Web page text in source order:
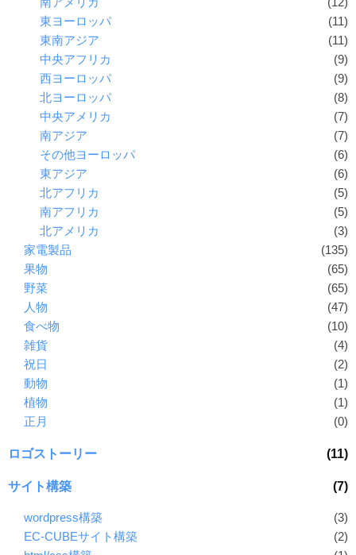
東ヨーロッパ
(11)
東南アジア
(11)
中央アフリカ
(9)
西ヨーロッパ
(9)
北ヨーロッパ
(8)
中央アメリカ
(7)
南アジア
(7)
その他ヨーロッパ
(6)
東アジア
(6)
北アフリカ
(5)
南アフリカ
(5)
北アメリカ
(3)
家電製品
(135)
果物
(65)
野菜
(65)
人物
(47)
食べ物
(10)
雑貨
(4)
祝日
(2)
動物
(1)
植物
(1)
正月
(0)
ロゴストーリー (11)
サイト構築 (7)
wordpress構築
(3)
EC-CUBEサイト構築
(2)